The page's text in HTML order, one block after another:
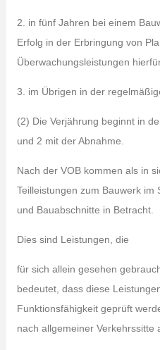
2. in fünf Jahren bei einem
Erfolg in der Erbringung von
Überwachungsleistungen
3. im Übrigen in der
(2) Die Verjährung beginnt in
und 2 mit der Abnahme.
Nach der VOB kommen als in
Teilleistungen zum Bauwerk im
und Bauabschnitte in Betracht.
Dies sind Leistungen, die
für sich allein gesehen
bedeutet, dass diese
Funktionsfähigkeit geprüft
nach allgemeiner Verkehrssitte